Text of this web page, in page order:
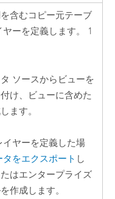
含むコピー元テーブ
ーを定義します。 1
ソースからビューを
け、ビューに含めた
ます。
ヤーを定義した場
タをエクスポート し
はエンタープライズ
作成します。